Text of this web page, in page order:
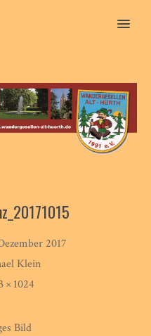
MENU
2017
Klein
× 1024
Bild